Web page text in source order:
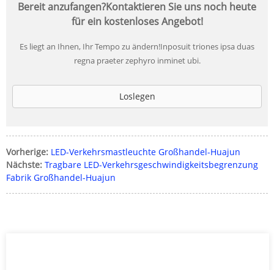
Bereit anzufangen?Kontaktieren Sie uns noch heute
für ein kostenloses Angebot!
Es liegt an Ihnen, Ihr Tempo zu ändern!Inposuit triones ipsa duas
regna praeter zephyro inminet ubi.
Loslegen
Vorherige: LED-Verkehrsmastleuchte Großhandel-Huajun
Nächste: Tragbare LED-Verkehrsgeschwindigkeitsbegrenzung
Fabrik Großhandel-Huajun